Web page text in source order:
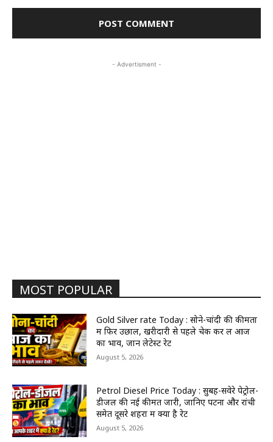
- Advertisment -
MOST POPULAR
Gold Silver rate Today : सोने-चांदी की कीमतों
में फिर उछाल, खरीदारी से पहले चेक कर लें आज
का भाव, जानें लेटेस्ट रेट
August 5, 2026
Petrol Diesel Price Today : सुबह-सवेरे पेट्रोल-
डीजल की नई कीमतें जारी, जानिए पटना और रांची
समेत दूसरे शहरों में क्या है रेट
August 5, 2026